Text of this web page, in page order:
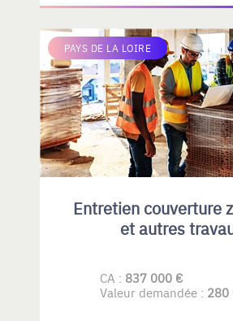
PAYS DE LA LOIRE
Entretien couverture
et autres
CA : 837 000 €
Valeur demandée : 280